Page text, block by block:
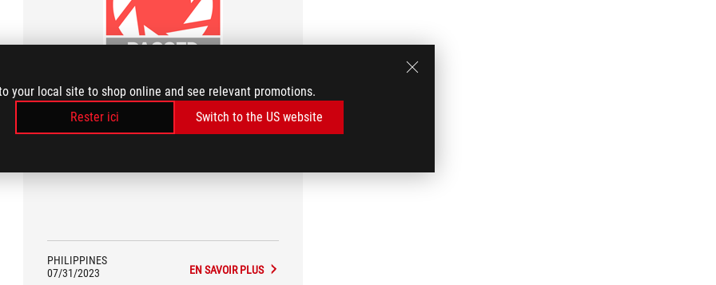
your local site to shop online and see relevant promotions.
Rester ici
Switch to the US website
TechPorn Passed
PHILIPPINES
07/31/2023
EN SAVOIR PLUS